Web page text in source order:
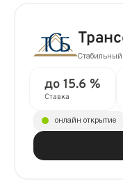
Стабильный
до 15.6 %
Ставка
онлайн открытие